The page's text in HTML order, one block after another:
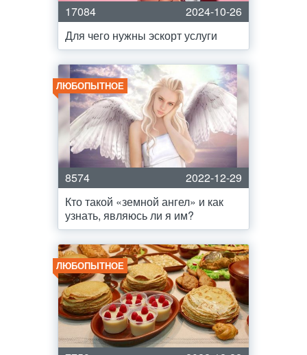
17084
2024-10-26
Для чего нужны эскорт услуги
ЛЮБОПЫТНОЕ
8574
2022-12-29
Кто такой «земной ангел» и как
узнать, являюсь ли я им?
ЛЮБОПЫТНОЕ